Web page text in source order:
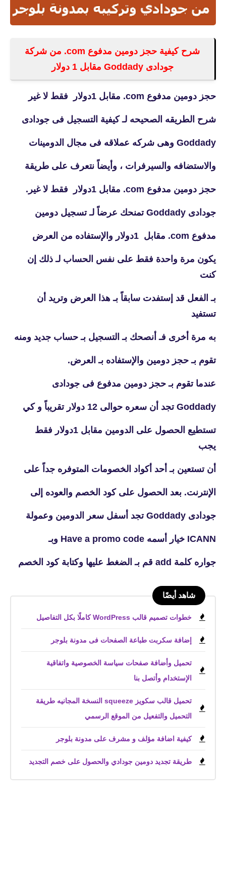
شرح كيفية حجز دومين مدفوع com. من شركة
جودادى Goddady مقابل 1 دولار
حجز دومين مدفوع com. مقابل 1دولار فقط لا غير
شرح الطريقه الصحيحه لـ كيفية التسجيل فى جودادى
Goddady وهى شركه عملاقه فى مجال الدومينات
والاستضافه والسيرفرات ، وأيضاً نتعرف على طريقة
حجز دومين مدفوع com. مقابل 1دولار فقط لا غير.
جودادى Goddady تمنحك عرضاً لـ تسجيل دومين
مدفوع com. مقابل 1دولار والإستفاده من العرض
يكون مرة واحدة فقط على نفس الحساب لـ ذلك إن
كنت
بـ الفعل قد إستفدت سابقاً بـ هذا العرض وتريد أن
تستفيد
به مرة أخرى فـ أنصحك بـ التسجيل بـ حساب جديد ومنه
تقوم بـ حجز دومين والإستفاده بـ العرض.
عندما تقوم بـ حجز دومين مدفوع فى جودادى
Goddady تجد أن سعره حوالى 12 دولار تقريباً و كي
تستطيع الحصول على الدومين مقابل 1دولار فقط
يجب
أن تستعين بـ أحد أكواد الخصومات المتوفره جداً على
الإنترنت. بعد الحصول على كود الخصم والعوده إلى
جودادى Goddady تجد أسفل سعر الدومين وعمولة
ICANN خيار أسمه Have a promo code وبـ
جواره كلمة add قم بـ الضغط عليها وكتابة كود الخصم
شاهد أيضًا
خطوات تصميم قالب WordPress كاملًا بكل التفاصيل
إضافة سكربت طباعة الصفحات فى مدونة بلوجر
تحميل وأضافة صفحات سياسة الخصوصية واتفاقية
الإستخدام وأتصل بنا
تحميل قالب سكويز squeeze النسخة المجانيه طريقة
التحميل والتفعيل من الموقع الرسمي
كيفية اضافة مؤلف و مشرف على مدونة بلوجر
طريقة تجديد دومين جودادي والحصول على خصم التجديد